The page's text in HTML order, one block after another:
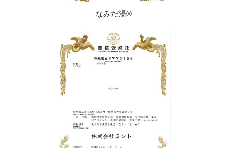
なみだ湯®